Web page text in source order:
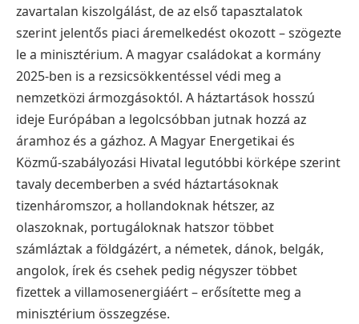
zavartalan kiszolgálást, de az első tapasztalatok
szerint jelentős piaci áremelkedést okozott – szögezte
le a minisztérium. A magyar családokat a kormány
2025-ben is a rezsicsökkentéssel védi meg a
nemzetközi ármozgásoktól. A háztartások hosszú
ideje Európában a legolcsóbban jutnak hozzá az
áramhoz és a gázhoz. A Magyar Energetikai és
Közmű-szabályozási Hivatal legutóbbi körképe szerint
tavaly decemberben a svéd háztartásoknak
tizenháromszor, a hollandoknak hétszer, az
olaszoknak, portugáloknak hatszor többet
számláztak a földgázért, a németek, dánok, belgák,
angolok, írek és csehek pedig négyszer többet
fizettek a villamosenergiáért – erősítette meg a
minisztérium összegzése.